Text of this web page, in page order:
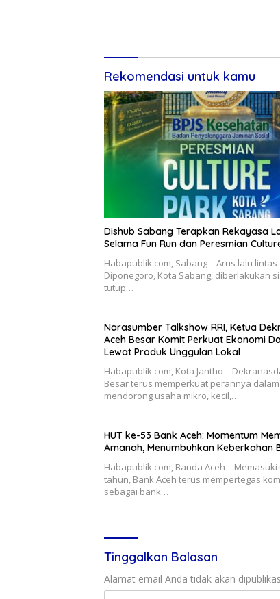
Rekomendasi untuk kamu
Dishub Sabang Terapkan Rekayasa
Selama Fun Run dan Peresmian
Habapublik.com, Sabang – Arus lalu lintas
Diponegoro, Kota Sabang, diberlakukan
tutup…
Narasumber Talkshow RRI, Ketua
Aceh Besar Komit Perkuat Ekonomi
Lewat Produk Unggulan Lokal
Habapublik.com, Kota Jantho –
Besar terus memperkuat perannya dalam
mendorong usaha mikro, kecil,…
HUT ke-53 Bank Aceh: Momentum
Amanah, Menumbuhkan Keberkahan
Habapublik.com, Banda Aceh – Memasuki
tahun, Bank Aceh terus mempertegas
sebagai bank…
Tinggalkan Balasan
Alamat email Anda tidak akan